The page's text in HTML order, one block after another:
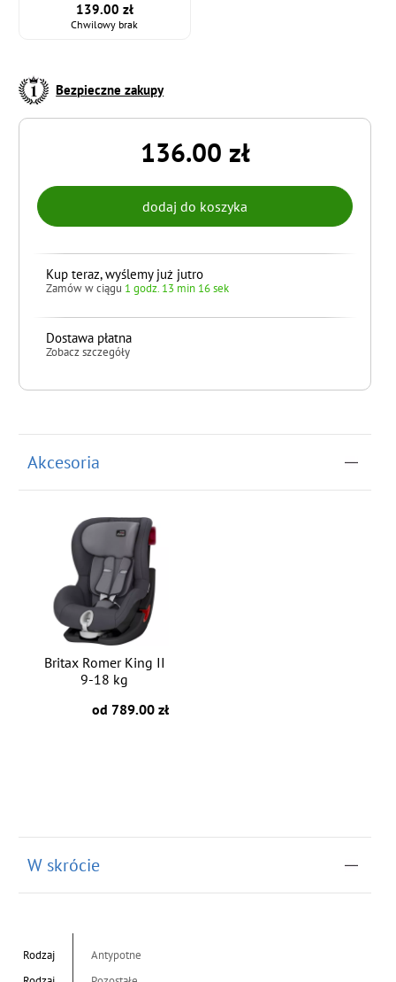
139.00 zł
Chwilowy brak
Bezpieczne zakupy
136.00 zł
Kup teraz, wyślemy już jutro
Zamów w ciągu 1 godz. 13 min 15 sek
Dostawa płatna
Zobacz szczegóły
Akcesoria
Britax Romer King II
9-18 kg
od 789.00 zł
W skrócie
Rodzaj
Antypotne